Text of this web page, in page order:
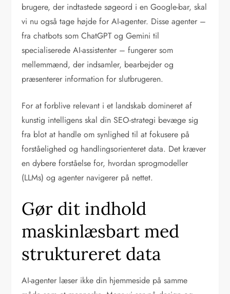
brugere, der indtastede søgeord i en Google-bar, skal
vi nu også tage højde for AI-agenter. Disse agenter –
fra chatbots som ChatGPT og Gemini til
specialiserede AI-assistenter – fungerer som
mellemmænd, der indsamler, bearbejder og
præsenterer information for slutbrugeren.
For at forblive relevant i et landskab domineret af
kunstig intelligens skal din SEO-strategi bevæge sig
fra blot at handle om synlighed til at fokusere på
forståelighed og handlingsorienteret data. Det kræver
en dybere forståelse for, hvordan sprogmodeller
(LLMs) og agenter navigerer på nettet.
Gør dit indhold
maskinlæsbart med
struktureret data
AI-agenter læser ikke din hjemmeside på samme